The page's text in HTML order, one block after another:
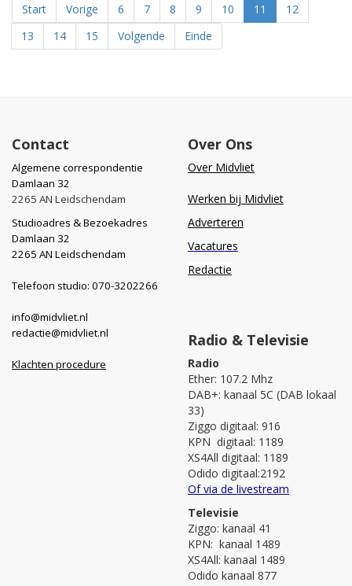
Start Vorige 6 7 8 9 10 11
12
13
14 15 Volgende Einde
Contact
Algemene correspondentie
Damlaan 32
2265 AN Leidschendam
Studioadres & Bezoekadres
Damlaan 32
2265 AN Leidschendam
Telefoon studio: 070-3202266
info@midvliet.nl
redactie@midvliet.nl
Klachten procedure
Over Ons
Over Midvliet
Werken bij Midvliet
Adverteren
Vacatures
Redactie
Radio & Televisie
Radio
Ether: 107.2 Mhz
DAB+: kanaal 5C (DAB lokaal
33)
Ziggo digitaal: 916
KPN digitaal: 1189
XS4All digitaal: 1189
Odido digitaal:2192
Of via de livestream
Televisie
Ziggo: kanaal 41
KPN: kanaal 1489
XS4All: kanaal 1489
Odido kanaal 877